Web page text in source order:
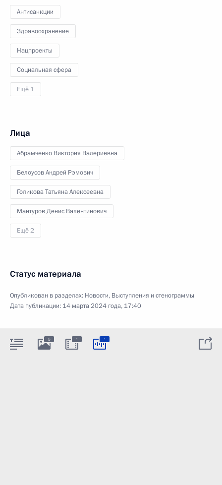
Антисанкции
Здравоохранение
Нацпроекты
Социальная сфера
Ещё 1
Лица
Абрамченко Виктория Валериевна
Белоусов Андрей Рэмович
Голикова Татьяна Алексеевна
Мантуров Денис Валентинович
Ещё 2
Статус материала
Опубликован в разделах: Новости, Выступления и стенограммы
Дата публикации: 14 марта 2024 года, 17:40
5 : :